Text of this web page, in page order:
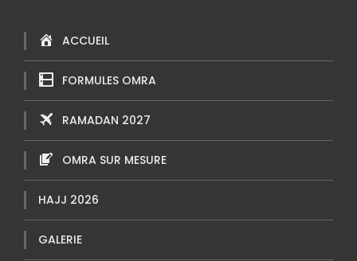
ACCUEIL
FORMULES OMRA
RAMADAN 2027
OMRA SUR MESURE
HAJJ 2026
GALERIE